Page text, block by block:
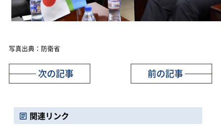
写真出典：防衛省
前の記事
次の記事
関連リンク